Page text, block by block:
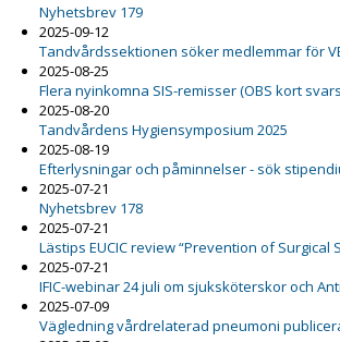
Nyhetsbrev 179
2025-09-12
Tandvårdssektionen söker medlemmar för
2025-08-25
Flera nyinkomna SIS-remisser (OBS kort
2025-08-20
Tandvårdens Hygiensymposium 2025
2025-08-19
Efterlysningar och påminnelser - sök
2025-07-21
Nyhetsbrev 178
2025-07-21
Lästips EUCIC review “Prevention of Surgical
2025-07-21
IFIC-webinar 24 juli om sjuksköterskor och
2025-07-09
Vägledning vårdrelaterad pneumoni